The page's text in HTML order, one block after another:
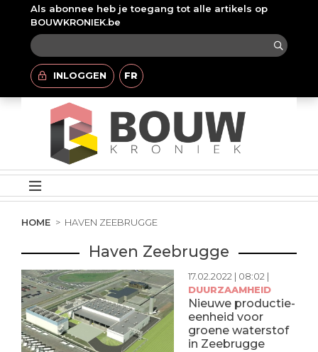
Als abonnee heb je toegang tot alle artikels op
BOUWKRONIEK.be
INLOGGEN FR
HOME HAVEN ZEEBRUGGE
Haven Zeebrugge
17.02.2022 | 08:02 |
DUURZAAMHEID
Nieuwe productie-
eenheid voor
groene waterstof
in Zeebrugge